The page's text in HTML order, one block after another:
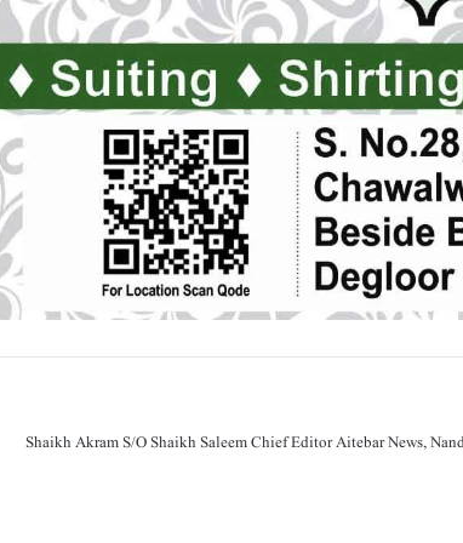
Shaikh Akram S/O Shaikh Saleem Chief Editor Aitebar News,